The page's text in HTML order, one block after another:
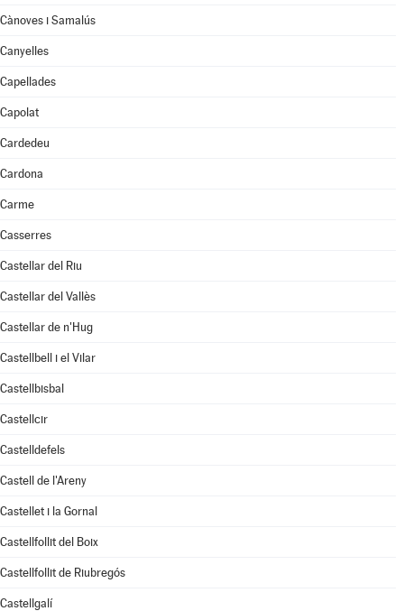
Cànoves i Samalús
Canyelles
Capellades
Capolat
Cardedeu
Cardona
Carme
Casserres
Castellar del Riu
Castellar del Vallès
Castellar de n'Hug
Castellbell i el Vilar
Castellbisbal
Castellcir
Castelldefels
Castell de l'Areny
Castellet i la Gornal
Castellfollit del Boix
Castellfollit de Riubregós
Castellgalí